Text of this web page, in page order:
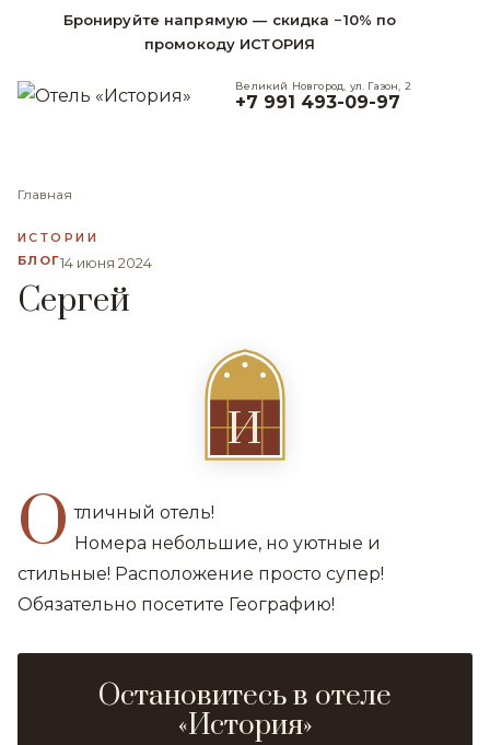
Бронируйте напрямую — скидка −10% по
промокоду ИСТОРИЯ
Великий Новгород, ул. Газон, 2
+7 991 493-09-97
Главная
ИСТОРИИ
БЛОГ14 июня 2024
Сергей
И
О тличный отель!
Номера небольшие, но уютные и
стильные! Расположение просто супер!
Обязательно посетите Географию!
Остановитесь в отеле
«История»